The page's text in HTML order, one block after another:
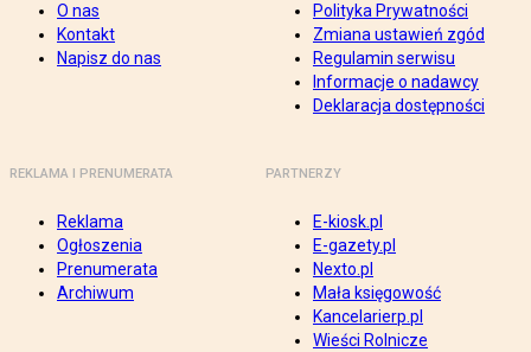
O nas
Kontakt
Napisz do nas
Polityka Prywatności
Zmiana ustawień zgód
Regulamin serwisu
Informacje o nadawcy
Deklaracja dostępności
REKLAMA I PRENUMERATA
Reklama
Ogłoszenia
Prenumerata
Archiwum
PARTNERZY
E-kiosk.pl
E-gazety.pl
Nexto.pl
Mała księgowość
Kancelarierp.pl
Wieści Rolnicze